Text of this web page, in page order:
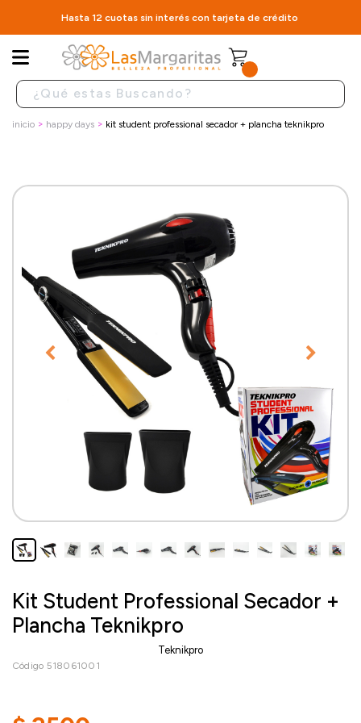
Hasta 12 cuotas sin interés con tarjeta de crédito
inicio happy days kit student professional secador + plancha teknikpro
Kit Student Professional Secador +
Plancha Teknikpro
Teknikpro
Código 518061001